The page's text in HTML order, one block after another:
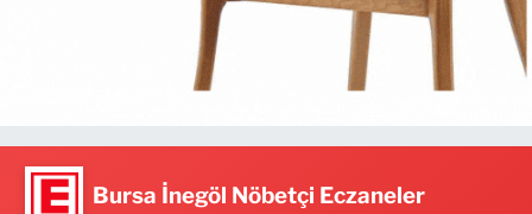
Bursa İnegöl Nöbetçi Eczaneler